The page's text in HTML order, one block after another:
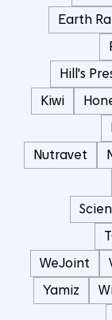
Earth
Hill's
Kiwi
Nutravet
WeJoint
Yamiz